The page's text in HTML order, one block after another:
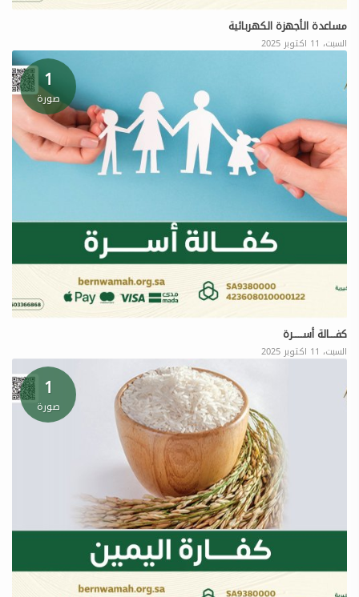
مساعدة الأجهزة الكهربائية
السبت، 11 اكتوبر 2025
1
صورة
كفــــالة أســــــرة
السبت، 11 اكتوبر 2025
1
صورة